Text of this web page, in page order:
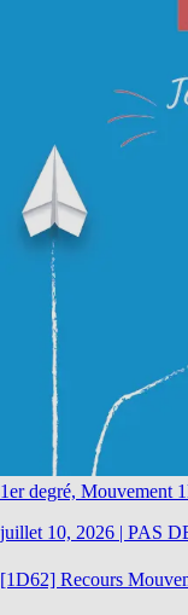
1er degré, Mouvement
juillet 10, 2026 | PAS
[1D62] Recours